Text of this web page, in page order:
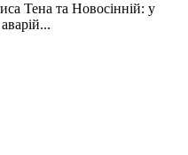
Тена та Новосінній: у